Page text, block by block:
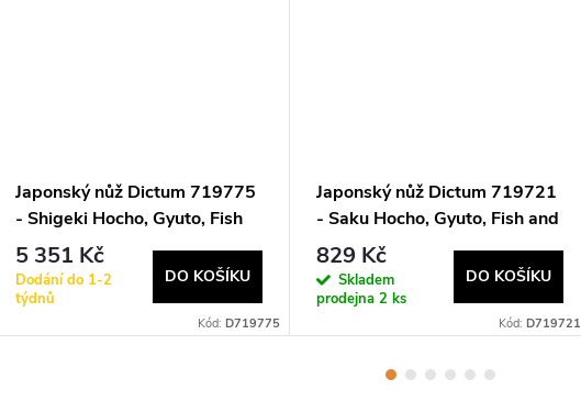
Japonský nůž Dictum 719775
- Shigeki Hocho, Gyuto, Fish
and Meat Knife
5 351 Kč
Dodání do 1-2
týdnů
DO KOŠÍKU
Kód: D719775
Japonský nůž Dictum 719721
- Saku Hocho, Gyuto, Fish and
Meat Knife
829 Kč
Skladem
prodejna 2 ks
DO KOŠÍKU
Kód: D719721